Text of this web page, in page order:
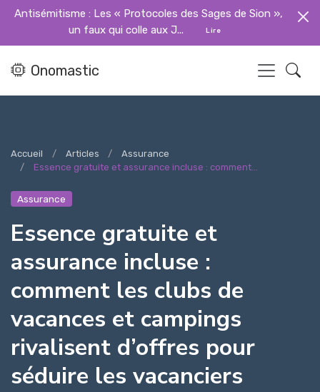
Antisémitisme : Les « Protocoles des Sages de Sion »,
un faux qui colle aux J...
Lire
Onomastic
Accueil Articles
Assurance
Essence gratuite et assurance incluse : comment...
Assurance
Essence gratuite et
assurance incluse :
comment les clubs de
vacances et campings
rivalisent d’offres pour
séduire les vacanciers